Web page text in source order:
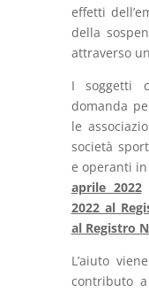
effetti
della
attraverso
I soggetti
domanda
le
società
e operanti
aprile 2022
2022 al
al Registro
L’aiuto
contributo